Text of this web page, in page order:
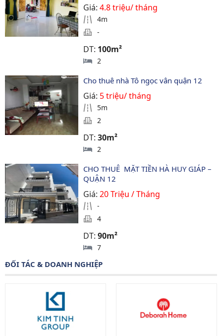
Giá:4.8 triệu/ tháng
4m
-
DT: 100m²
2
Cho thuê nhà Tô ngọc vân quận 12
Giá: 5 triệu/ tháng
5m
2
DT:30m²
2
CHO THUÊ  MẶT TIỀN HÀ HUY GIÁP –
QUẬN 12
Giá:20 Triệu / Tháng
-
4
DT:90m²
7
ĐỐI TÁC & DOANH NGHIỆP